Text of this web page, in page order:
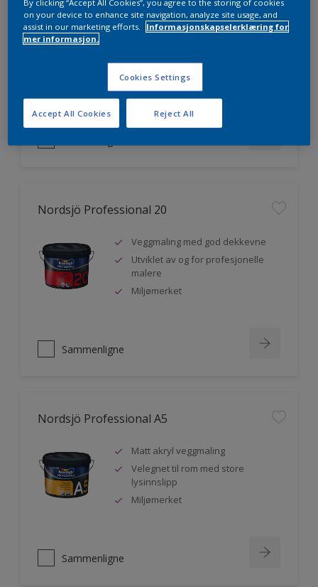
Utmerket dekkevne
mørke farger
Nordsjö Professional 20
Veggmaling med god dekkevne
Utviklet av og for profesjonelle
malere
Miljømerket
Sammenligne
Nordsjö Professional A5
Matt akryl veggmaling
Velegnet til rom med store
lysinnslipp
Miljømerket
Sammenligne
By clicking “Accept All Cookies”, you agree to the storing of cookies
on your device to enhance site navigation, analyze site usage, and
assist in our marketing efforts.
Informasjonskapselerklæring for
mer informasjon.
Cookies Settings
Reject All
Accept All Cookies